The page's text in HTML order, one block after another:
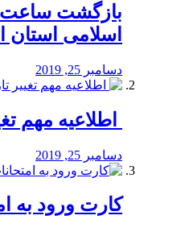
بازگشت ساعت
اسلامی استان
دسامبر 25, 2019
اطلاعیه مهم
دسامبر 25, 2019
کارت ورود به